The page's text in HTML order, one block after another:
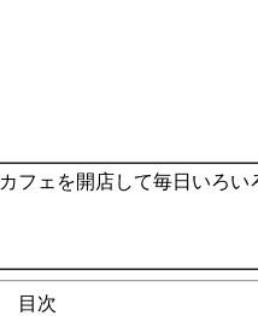
カフェを開店して毎日いろ
目次